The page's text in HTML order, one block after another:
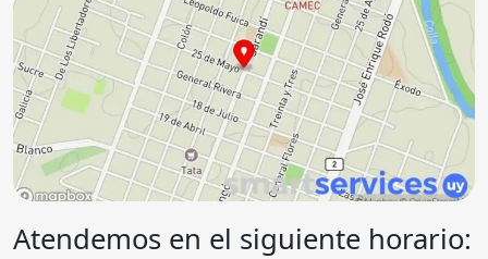
Atendemos en el siguiente horario: